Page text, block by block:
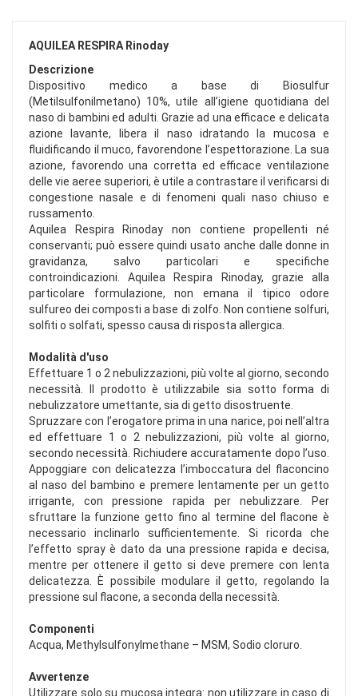
AQUILEA RESPIRA Rinoday
Descrizione
Dispositivo medico a base di Biosulfur
(Metilsulfonilmetano) 10%, utile all’igiene quotidiana del
naso di bambini ed adulti. Grazie ad una efficace e delicata
azione lavante, libera il naso idratando la mucosa e
fluidificando il muco, favorendone l’espettorazione. La sua
azione, favorendo una corretta ed efficace ventilazione
delle vie aeree superiori, è utile a contrastare il verificarsi di
congestione nasale e di fenomeni quali naso chiuso e
russamento.
Aquilea Respira Rinoday non contiene propellenti né
conservanti; può essere quindi usato anche dalle donne in
gravidanza, salvo particolari e specifiche
controindicazioni. Aquilea Respira Rinoday, grazie alla
particolare formulazione, non emana il tipico odore
sulfureo dei composti a base di zolfo. Non contiene solfuri,
solfiti o solfati, spesso causa di risposta allergica.
Modalità d'uso
Effettuare 1 o 2 nebulizzazioni, più volte al giorno, secondo
necessità. Il prodotto è utilizzabile sia sotto forma di
nebulizzatore umettante, sia di getto disostruente.
Spruzzare con l’erogatore prima in una narice, poi nell’altra
ed effettuare 1 o 2 nebulizzazioni, più volte al giorno,
secondo necessità. Richiudere accuratamente dopo l’uso.
Appoggiare con delicatezza l’imboccatura del flaconcino
al naso del bambino e premere lentamente per un getto
irrigante, con pressione rapida per nebulizzare. Per
sfruttare la funzione getto fino al termine del flacone è
necessario inclinarlo sufficientemente. Si ricorda che
l’effetto spray è dato da una pressione rapida e decisa,
mentre per ottenere il getto si deve premere con lenta
delicatezza. È possibile modulare il getto, regolando la
pressione sul flacone, a seconda della necessità.
Componenti
Acqua, Methylsulfonylmethane – MSM, Sodio cloruro.
Avvertenze
Utilizzare solo su mucosa integra: non utilizzare in caso di